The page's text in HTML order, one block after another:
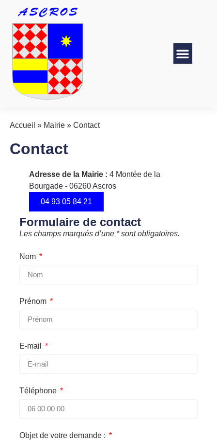
Accueil » Mairie » Contact
Contact
Adresse de la Mairie : 4 Montée de la
Bourgade - 06260 Ascros
04 93 05 84 21
Formulaire de contact
Les champs marqués d’une * sont obligatoires.
Nom
Prénom
E-mail
Téléphone
Objet de votre demande :